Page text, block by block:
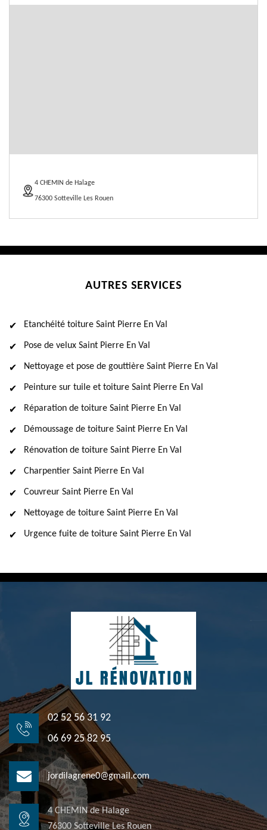
4 CHEMIN de Halage
76300 Sotteville Les Rouen
AUTRES SERVICES
Etanchéité toiture Saint Pierre En Val
Pose de velux Saint Pierre En Val
Nettoyage et pose de gouttière Saint Pierre En Val
Peinture sur tuile et toiture Saint Pierre En Val
Réparation de toiture Saint Pierre En Val
Démoussage de toiture Saint Pierre En Val
Rénovation de toiture Saint Pierre En Val
Charpentier Saint Pierre En Val
Couvreur Saint Pierre En Val
Nettoyage de toiture Saint Pierre En Val
Urgence fuite de toiture Saint Pierre En Val
02 52 56 31 92
06 69 25 82 95
jordilagrene0@gmail.com
4 CHEMIN de Halage
76300 Sotteville Les Rouen